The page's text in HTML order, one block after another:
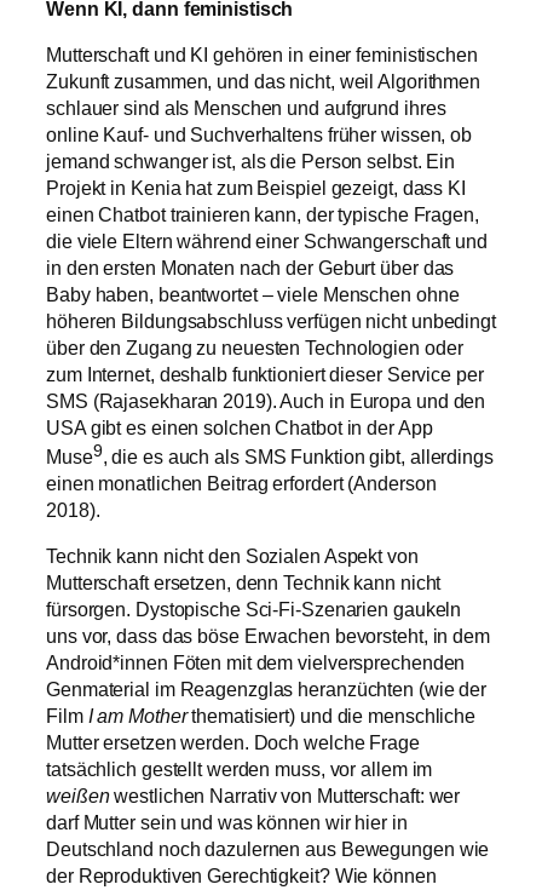
Wenn KI, dann feministisch
Mutterschaft und KI gehören in einer feministischen
Zukunft zusammen, und das nicht, weil Algorithmen
schlauer sind als Menschen und aufgrund ihres
online Kauf- und Suchverhaltens früher wissen, ob
jemand schwanger ist, als die Person selbst. Ein
Projekt in Kenia hat zum Beispiel gezeigt, dass KI
einen Chatbot trainieren kann, der typische Fragen,
die viele Eltern während einer Schwangerschaft und
in den ersten Monaten nach der Geburt über das
Baby haben, beantwortet – viele Menschen ohne
höheren Bildungsabschluss verfügen nicht unbedingt
über den Zugang zu neuesten Technologien oder
zum Internet, deshalb funktioniert dieser Service per
SMS (Rajasekharan 2019). Auch in Europa und den
USA gibt es einen solchen Chatbot in der App
Muse9, die es auch als SMS Funktion gibt, allerdings
einen monatlichen Beitrag erfordert (Anderson
2018).
Technik kann nicht den Sozialen Aspekt von
Mutterschaft ersetzen, denn Technik kann nicht
fürsorgen. Dystopische Sci-Fi-Szenarien gaukeln
uns vor, dass das böse Erwachen bevorsteht, in dem
Android*innen Föten mit dem vielversprechenden
Genmaterial im Reagenzglas heranzüchten (wie der
Film I am Motherthematisiert) und die menschliche
Mutter ersetzen werden. Doch welche Frage
tatsächlich gestellt werden muss, vor allem im
weißenwestlichen Narrativ von Mutterschaft: wer
darf Mutter sein und was können wir hier in
Deutschland noch dazulernen aus Bewegungen wie
der Reproduktiven Gerechtigkeit? Wie können